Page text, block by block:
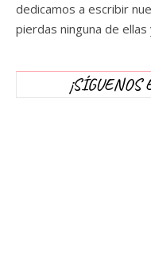
dedicamos a escribir
pierdas ninguna de
¡SÍGUENOS